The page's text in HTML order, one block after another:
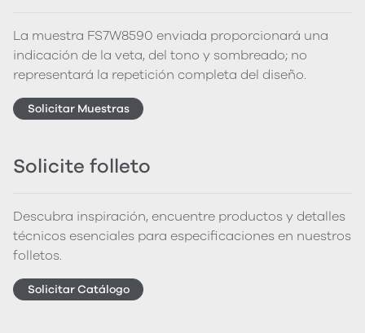
La muestra FS7W8590 enviada proporcionará una
indicación de la veta, del tono y sombreado; no
representará la repetición completa del diseño.
Solicitar Muestras
Solicite folleto
Descubra inspiración, encuentre productos y detalles
técnicos esenciales para especificaciones en nuestros
folletos.
Solicitar Catálogo